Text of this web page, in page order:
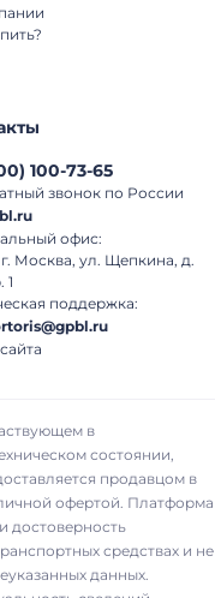
) 100-73-65
звонок по России
офис:
г. Москва, ул. Щепкина, д.
1
поддержка:
в
состоянии,
продавцом в
офертой. Платформа
достоверность
средствах и не
данных.